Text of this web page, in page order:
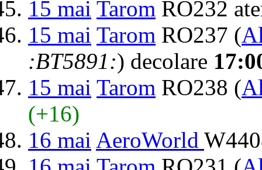
15 mai Tarom RO232
15 mai Tarom RO237 (
:BT5891:) decolare
15 mai Tarom RO238 (
(+16)
16 mai AeroWorld